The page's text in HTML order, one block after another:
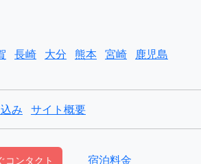
コンタクト 宿泊料金
長崎 大分 熊本 宮崎
鹿児島
み サイト概要
ACO貸別荘コテージ